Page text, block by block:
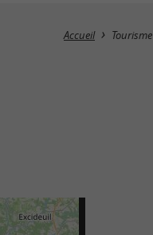
Accueil Tourisme